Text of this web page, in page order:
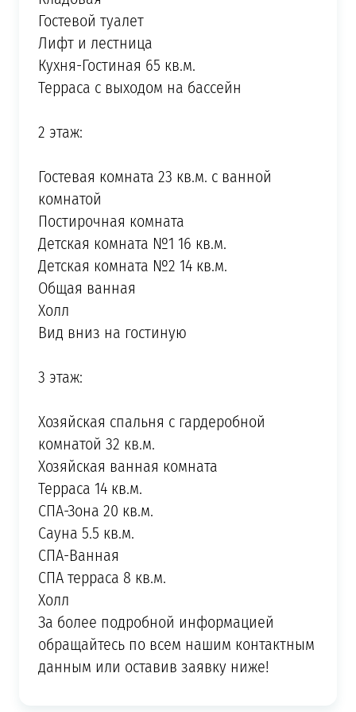
Гостевой туалет
Лифт и лестница
Кухня-Гостиная 65 кв.м.
Терраса с выходом на бассейн
2 этаж:
Гостевая комната 23 кв.м. с ванной
комнатой
Постирочная комната
Детская комната №1 16 кв.м.
Детская комната №2 14 кв.м.
Общая ванная
Холл
Вид вниз на гостиную
3 этаж:
Хозяйская спальня с гардеробной
комнатой 32 кв.м.
Хозяйская ванная комната
Терраса 14 кв.м.
СПА-Зона 20 кв.м.
Сауна 5.5 кв.м.
СПА-Ванная
СПА терраса 8 кв.м.
Холл
За более подробной информацией
обращайтесь по всем нашим контактным
данным или оставив заявку ниже!